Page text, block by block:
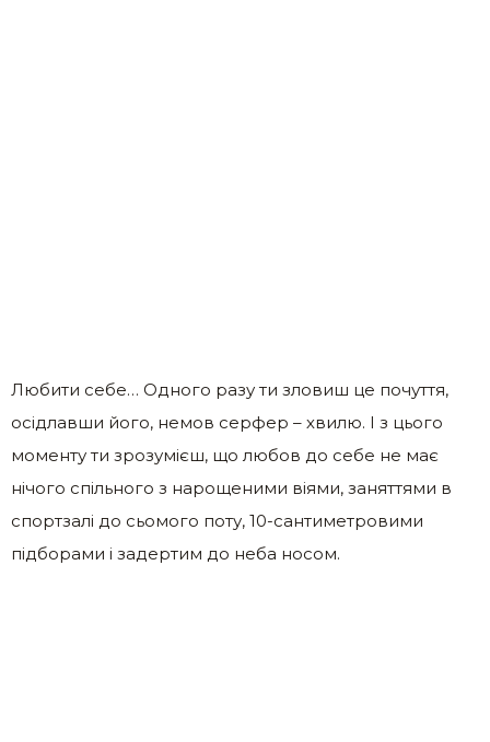
Любити себе… Одного разу ти зловиш це почуття,
осідлавши його, немов серфер – хвилю. І з цього
моменту ти зрозумієш, що любов до себе не має
нічого спільного з нарощеними віями, заняттями в
спортзалі до сьомого поту, 10-сантиметровими
підборами і задертим до неба носом.